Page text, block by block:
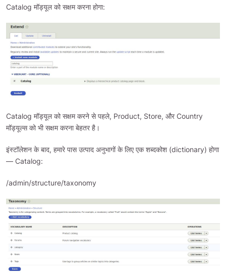
Catalog मॉड्यूल को सक्षम करना होगा:
Catalog मॉड्यूल को सक्षम करने से पहले, Product, Store, और Country
मॉड्यूल्स को भी सक्षम करना बेहतर है।
इंस्टॉलेशन के बाद, हमारे पास उत्पाद अनुभागों के लिए एक शब्दकोश (dictionary) होगा
— Catalog:
/admin/structure/taxonomy